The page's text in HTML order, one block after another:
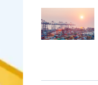
трамвайных
путей
объявил